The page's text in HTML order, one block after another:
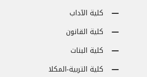
كلية الآداب
كلية القانون
كلية البنات
كلية التربية-المكلا